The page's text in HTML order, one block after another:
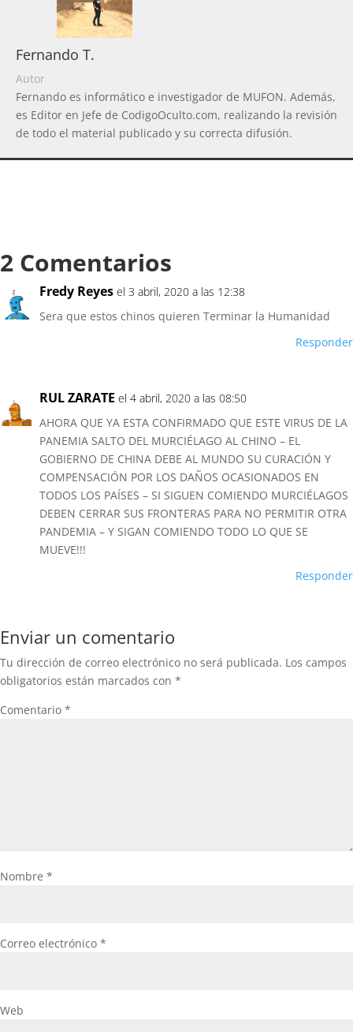
Fernando T.
Autor
Fernando es informático e investigador de MUFON. Además,
es Editor en Jefe de CodigoOculto.com, realizando la revisión
de todo el material publicado y su correcta difusión.
2 Comentarios
Fredy Reyes el 3 abril, 2020 a las 12:38
Sera que estos chinos quieren Terminar la Humanidad
Responder
RUL ZARATE el 4 abril, 2020 a las 08:50
AHORA QUE YA ESTA CONFIRMADO QUE ESTE VIRUS DE LA
PANEMIA SALTO DEL MURCIÉLAGO AL CHINO – EL
GOBIERNO DE CHINA DEBE AL MUNDO SU CURACIÓN Y
COMPENSACIÓN POR LOS DAÑOS OCASIONADOS EN
TODOS LOS PAÍSES – SI SIGUEN COMIENDO MURCIÉLAGOS
DEBEN CERRAR SUS FRONTERAS PARA NO PERMITIR OTRA
PANDEMIA – Y SIGAN COMIENDO TODO LO QUE SE
MUEVE!!!
Responder
Enviar un comentario
Tu dirección de correo electrónico no será publicada. Los campos
obligatorios están marcados con *
Comentario *
Nombre *
Correo electrónico *
Web